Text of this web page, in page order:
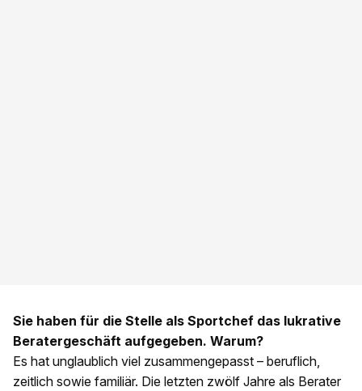
Sie haben für die Stelle als Sportchef das lukrative
Beratergeschäft aufgegeben. Warum?
Es hat unglaublich viel zusammengepasst – beruflich,
zeitlich sowie familiär. Die letzten zwölf Jahre als Berater